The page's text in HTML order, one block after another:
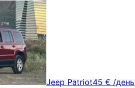
Jeep Patriot45 € /день